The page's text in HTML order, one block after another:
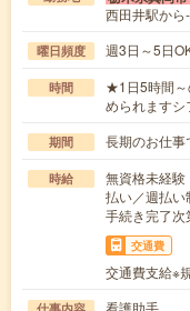
西田井駅から
曜日頻度 週3日～5日
時間
★1日5時間～
められます
期間 長期のお仕
時給
無資格未経
払い／週払
手続き完了次
交通費
交通費支給※